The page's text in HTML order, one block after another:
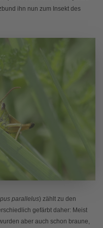
ihn nun zum Insekt des
parallelus) zählt zu den
gefärbt daher: Meist
aber auch schon braune,